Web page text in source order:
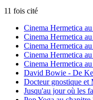
11 fois cité
Cinema Hermetica
Cinema Hermetica
Cinema Hermetica
Cinema Hermetica
Cinema Hermetica
David Bowie - De
Docteur gnostique et
Jusqu'au jour où les